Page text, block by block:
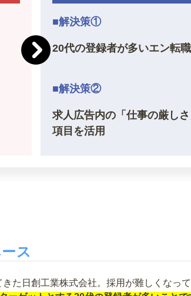
■解決策①
20代の登録者が多いエン転
■解決策②
求人広告内の「仕事の厳し
項目を活用
ス
た日創工業株式会社。採用が難しくなっ